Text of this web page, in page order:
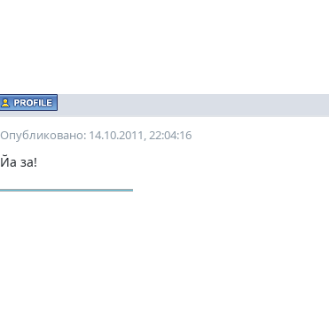
Опубликовано: 14.10.2011, 22:04:16
Йа за!